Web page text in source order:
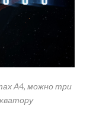
А4, можно три